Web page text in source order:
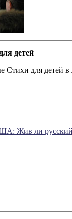
детей
Стихи для детей
Жив ли